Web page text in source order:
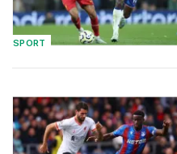
SPORT